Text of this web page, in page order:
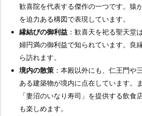
歓喜院を代表する傑作の一つです。猿
を迫力ある構図で表現しています。
縁結びの御利益 ：歓喜天を祀る聖天堂
婦円満の御利益で知られています。良
ら訪れます。
境内の散策 ：本殿以外にも、仁王門や
ある建築物が境内に点在しています。
「妻沼のいなり寿司」を提供する飲食
も楽しめます。